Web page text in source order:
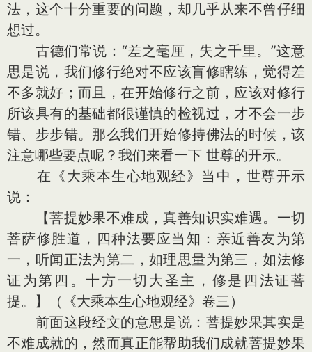
法，这个十分重要的问题，却几乎从来不曾仔细
想过。
古德们常说：“差之毫厘，失之千里。”这意
思是说，我们修行绝对不应该盲修瞎练，觉得差
不多就好；而且，在开始修行之前，应该对修行
所该具有的基础都很谨慎的检视过，才不会一步
错、步步错。那么我们开始修持佛法的时候，该
注意哪些要点呢？我们来看一下 世尊的开示。
在《大乘本生心地观经》当中，世尊开示
说：
【菩提妙果不难成，真善知识实难遇。一切
菩萨修胜道，四种法要应当知：亲近善友为第
一，听闻正法为第二，如理思量为第三，如法修
证为第四。十方一切大圣主，修是四法证菩
提。】（《大乘本生心地观经》卷三）
前面这段经文的意思是说：菩提妙果其实是
不难成就的，然而真正能帮助我们成就菩提妙果